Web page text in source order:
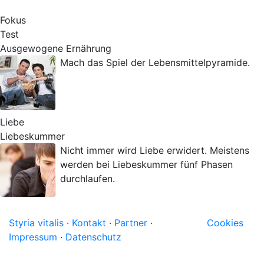
Fokus
Test
Ausgewogene Ernährung
Mach das Spiel der Lebensmittelpyramide.
Liebe
Liebeskummer
Nicht immer wird Liebe erwidert. Meistens
werden bei Liebeskummer fünf Phasen
durchlaufen.
Styria vitalis · Kontakt · Partner ·
Impressum · Datenschutz
Cookies